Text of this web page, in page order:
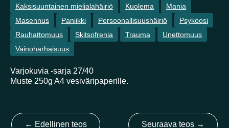
Suomi Australia Brasilia Ei valittu
Viro
Yhdysvallat
Not selected
Yhdistynyt kuningaskunta
Kaksisuuntainen mielialahäiriö
Kuolema
Mania
Masennus
Paniikki Persoonallisuushäiriö
Psykoosi
Rauhattomuus
Skitsofrenia Trauma
Unettomuus
Vainoharhaisuus
Varjokuvia -sarja 27/40
Muste 250g A4 vesiväripaperille.
← Edellinen teos Seuraava teos →